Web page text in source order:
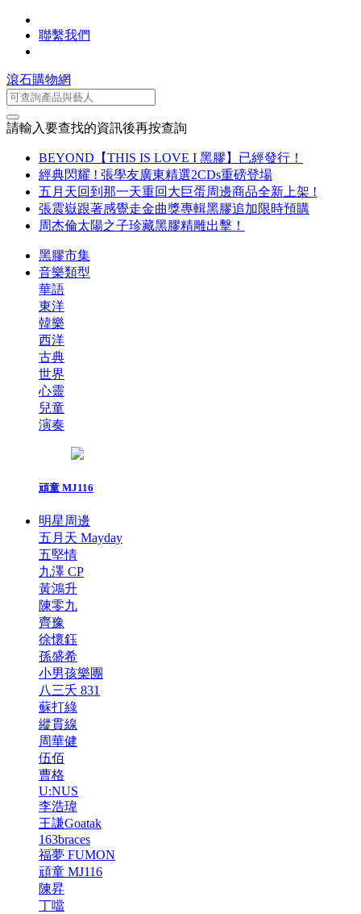
聯繫我們
滾石購物網
請輸入要查找的資訊後再按查詢
BEYOND【THIS IS LOVE I 黑膠】已經發行！
經典閃耀 ! 張學友廣東精選2CDs重磅登場
五月天回到那一天重回大巨蛋周邊商品全新上架 !
張震嶽跟著感覺走金曲獎專輯黑膠追加限時預購
周杰倫太陽之子珍藏黑膠精雕出擊！
黑膠市集
音樂類型
華語
東洋
韓樂
西洋
古典
世界
心靈
兒童
演奏
頑童 MJ116
明星周邊
五月天 Mayday
五堅情
九澤 CP
黃鴻升
陳零九
齊豫
徐懷鈺
孫盛希
小男孩樂團
八三夭 831
蘇打綠
縱貫線
周華健
伍佰
曹格
U:NUS
李浩瑋
王謙Goatak
163braces
福夢 FUMON
頑童 MJ116
陳昇
丁噹